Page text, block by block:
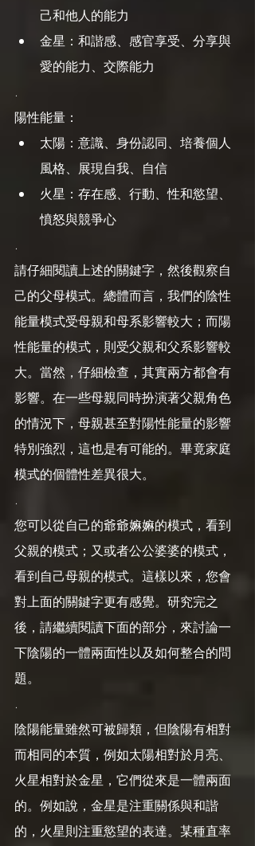
己和他人的能力
金星：和諧感、感官享受、分享與
愛的能力、交際能力
.
陽性能量：
太陽：意識、身份認同、培養個人
風格、展現自我、自信
火星：存在感、行動、性和慾望、
憤怒與競爭心
.
請仔細閱讀上述的關鍵字，然後觀察自
己的父母模式。總體而言，我們的陰性
能量模式受母親和母系影響較大；而陽
性能量的模式，則受父親和父系影響較
大。當然，仔細檢查，其實兩方都會有
影響。在一些母親同時扮演著父親角色
的情況下，母親甚至對陽性能量的影響
特別強烈，這也是有可能的。畢竟家庭
模式的個體性差異很大。
.
您可以從自己的爺爺嫲嫲的模式，看到
父親的模式；又或者公公婆婆的模式，
看到自己母親的模式。這樣以來，您會
對上面的關鍵字更有感覺。研究完之
後，請繼續閱讀下面的部分，來討論一
下陰陽的一體兩面性以及如何整合的問
題。
.
陰陽能量雖然可被歸類，但陰陽有相對
而相同的本質，例如太陽相對於月亮、
火星相對於金星，它們從來是一體兩面
的。例如說，金星是注重關係與和諧
的，火星則注重慾望的表達。某種直率